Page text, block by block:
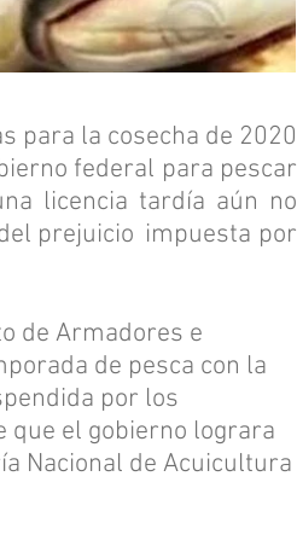
para la cosecha de 2020
federal para pescar
licencia tardía aún no
prejuicio impuesta por
de Armadores e
de pesca con la
por los
que el gobierno lograra
Nacional de Acuicultura